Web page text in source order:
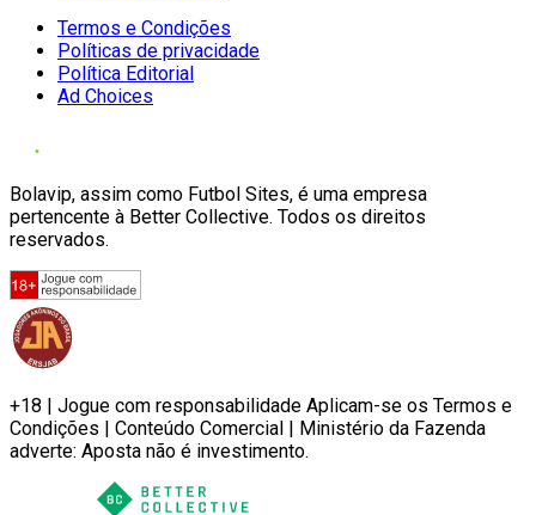
Termos e Condições
Políticas de privacidade
Política Editorial
Ad Choices
Bolavip, assim como Futbol Sites, é uma empresa
pertencente à Better Collective. Todos os direitos
reservados.
+18 | Jogue com responsabilidade Aplicam-se os Termos e
Condições | Conteúdo Comercial | Ministério da Fazenda
adverte: Aposta não é investimento.